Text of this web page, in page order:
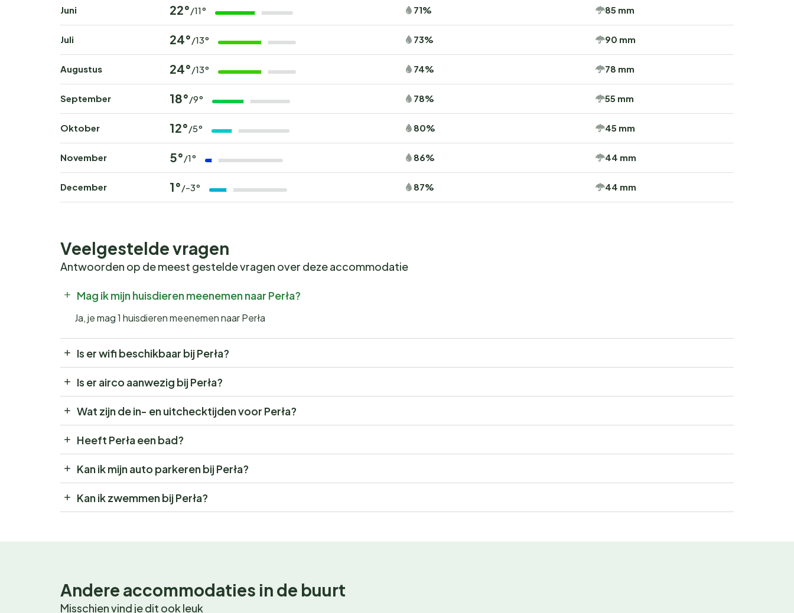
Juni 22° /11° 71% 85 mm
Juli 24° /13° 73% 90 mm
Augustus 24° /13° 74% 78 mm
September 18° /9° 78% 55 mm
Oktober 12° /5° 80% 45 mm
November 5° /1° 86% 44 mm
December 1° /-3° 87% 44 mm
Veelgestelde vragen
Antwoorden op de meest gestelde vragen over deze accommodatie
Mag ik mijn huisdieren meenemen naar Perła?
Ja, je mag 1 huisdieren meenemen naar Perła
Is er wifi beschikbaar bij Perła?
Is er airco aanwezig bij Perła?
Wat zijn de in- en uitchecktijden voor Perła?
Heeft Perła een bad?
Kan ik mijn auto parkeren bij Perła?
Kan ik zwemmen bij Perła?
Andere accommodaties in de buurt
Misschien vind je dit ook leuk